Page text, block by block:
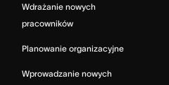
Wdrażanie nowych
pracowników
Planowanie organizacyjne
Wprowadzanie nowych